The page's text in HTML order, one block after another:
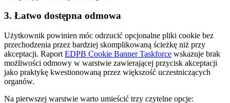
3. Łatwo dostępna odmowa
Użytkownik powinien móc odrzucić opcjonalne pliki cookie bez
przechodzenia przez bardziej skomplikowaną ścieżkę niż przy
akceptacji. Raport EDPB Cookie Banner Taskforce wskazuje brak
możliwości odmowy w warstwie zawierającej przycisk akceptacji
jako praktykę kwestionowaną przez większość uczestniczących
organów.
Na pierwszej warstwie warto umieścić trzy czytelne opcje: